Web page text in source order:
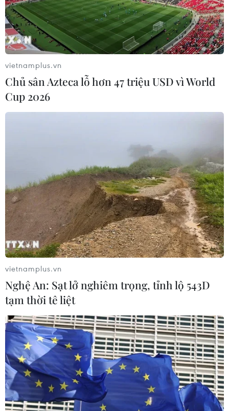
vietnamplus.vn
Chủ sân Azteca lỗ hơn 47 triệu USD vì World
Cup 2026
vietnamplus.vn
Nghệ An: Sạt lở nghiêm trọng, tỉnh lộ 543D
tạm thời tê liệt